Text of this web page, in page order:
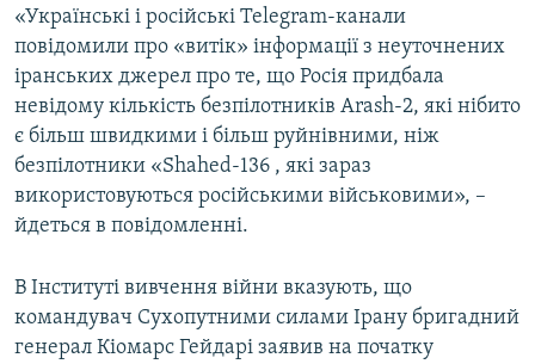
«Українські і російські Telegram-канали
повідомили про «витік» інформації з неуточнених
іранських джерел про те, що Росія придбала
невідому кількість безпілотників Arash-2, які нібито
є більш швидкими і більш руйнівними, ніж
безпілотники «Shahed-136 , які зараз
використовуються російськими військовими», –
йдеться в повідомленні.
В Інституті вивчення війни вказують, що
командувач Сухопутними силами Ірану бригадний
генерал Кіомарс Гейдарі заявив на початку